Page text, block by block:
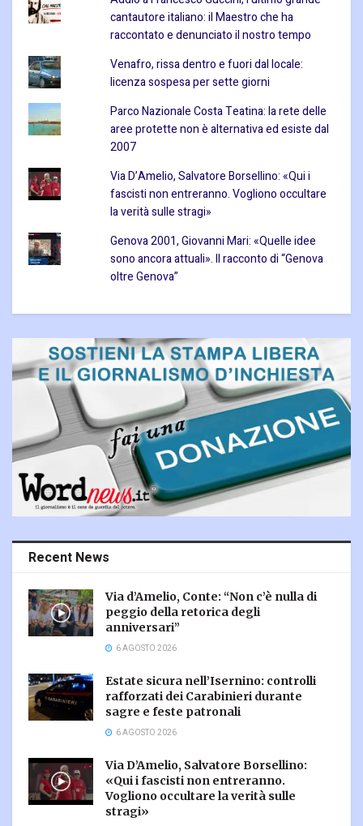
cantautore italiano: il Maestro che ha
raccontato e denunciato il nostro tempo
Venafro, rissa dentro e fuori dal locale:
licenza sospesa per sette giorni
Parco Nazionale Costa Teatina: la rete delle
aree protette non è alternativa ed esiste dal
2007
Via D’Amelio, Salvatore Borsellino: «Qui i
fascisti non entreranno. Vogliono occultare
la verità sulle stragi»
Genova 2001, Giovanni Mari: «Quelle idee
sono ancora attuali». Il racconto di “Genova
oltre Genova”
Recent News
Via d’Amelio, Conte: “Non c’è nulla di
peggio della retorica degli
anniversari”
6 AGOSTO 2026
Estate sicura nell’Isernino: controlli
rafforzati dei Carabinieri durante
sagre e feste patronali
6 AGOSTO 2026
Via D’Amelio, Salvatore Borsellino:
«Qui i fascisti non entreranno.
Vogliono occultare la verità sulle
stragi»